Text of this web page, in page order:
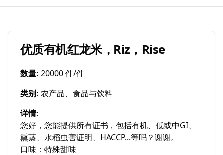
优质有机红龙米，Riz，Rise
数量: 20000 件/件
类别: 农产品、食品与饮料
详情:
您好，您能提供所有证书，包括有机、低或中GI、
熏蒸、水稻虫害证明、HACCP...等吗？谢谢。
口味：特殊甜味